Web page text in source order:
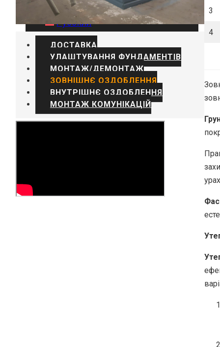
Русский
ДОСТАВКА
УЛАШТУВАННЯ ФУНДАМЕНТІВ
МОНТАЖ/ДЕМОНТАЖ
ЗОВНІШНЄ ОЗДОБЛЕННЯ
ВНУТРІШНЄ ОЗДОБЛЕННЯ
МОНТАЖ КОМУНІКАЦІЙ
3
4